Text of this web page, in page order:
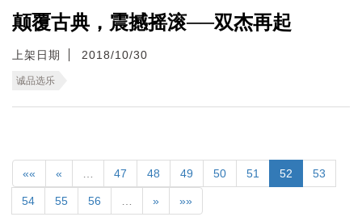
颠覆古典，震撼摇滚──双杰再起
上架日期 2018/10/30
诚品选乐
«« « 47 48 49 50 51 52 53
54 55 56 » »»